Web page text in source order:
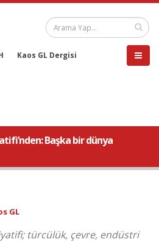
Kaos GL Dergisi
Başka bir dünya
GL
türcülük, çevre, endüstri